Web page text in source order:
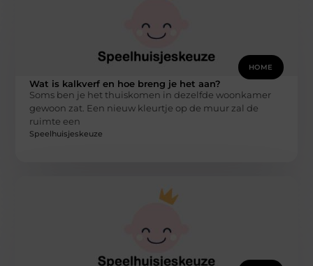
HOME
Wat is kalkverf en hoe breng je het aan?
Soms ben je het thuiskomen in dezelfde woonkamer
gewoon zat. Een nieuw kleurtje op de muur zal de
ruimte een
Speelhuisjeskeuze